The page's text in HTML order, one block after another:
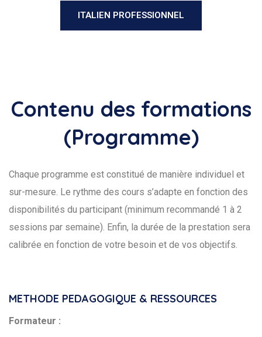
ITALIEN PROFESSIONNEL
Contenu des formations
(Programme)
Chaque programme est constitué de manière individuel et
sur-mesure. Le rythme des cours s’adapte en fonction des
disponibilités du participant (minimum recommandé 1 à 2
sessions par semaine). Enfin, la durée de la prestation sera
calibrée en fonction de votre besoin et de vos objectifs.
METHODE PEDAGOGIQUE & RESSOURCES
Formateur :